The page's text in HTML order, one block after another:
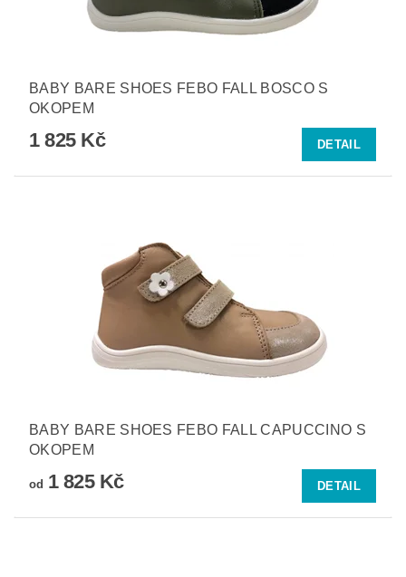
BABY BARE SHOES FEBO FALL BOSCO S
OKOPEM
1 825 Kč DETAIL
BABY BARE SHOES FEBO FALL CAPUCCINO S
OKOPEM
od 1 825 Kč DETAIL